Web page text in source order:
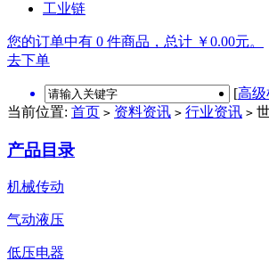
工业链
您的订单中有 0 件商品，总计 ￥0.00元。
去下单
[高级
当前位置: 首页 > 资料资讯 > 行业资讯 >
产品目录
机械传动
气动液压
低压电器